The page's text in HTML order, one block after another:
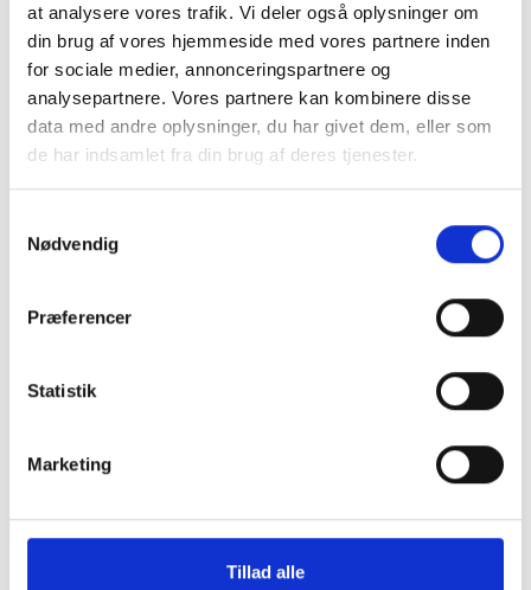
at analysere vores trafik. Vi deler også oplysninger om
din brug af vores hjemmeside med vores partnere inden
for sociale medier, annonceringspartnere og
analysepartnere. Vores partnere kan kombinere disse
data med andre oplysninger, du har givet dem, eller som
de har indsamlet fra din brug af deres tjenester.
Nødvendig
Præferencer
Statistik
Marketing
Tillad alle
3M Dinoc/Cover Styl –
Giv inventaret nyt liv!